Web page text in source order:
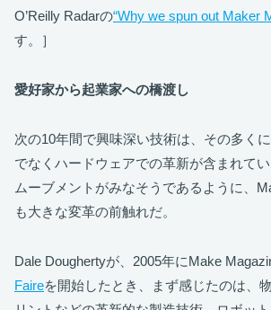
O’Reilly Radarの“Why we spun out Maker
す。］
愛好家から起業家への橋渡し
次の10年間で興味深い技術は、その多く
でなくハードウェアでの革新が含まれて
ムーブメントがみなそうであるように、
も大きな変革の前触れだ。
Dale Doughertyが、2005年にMake
Faireを開始したとき、まず感じたのは、